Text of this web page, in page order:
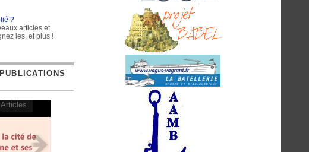
?
articles et
les, et plus !
Articles